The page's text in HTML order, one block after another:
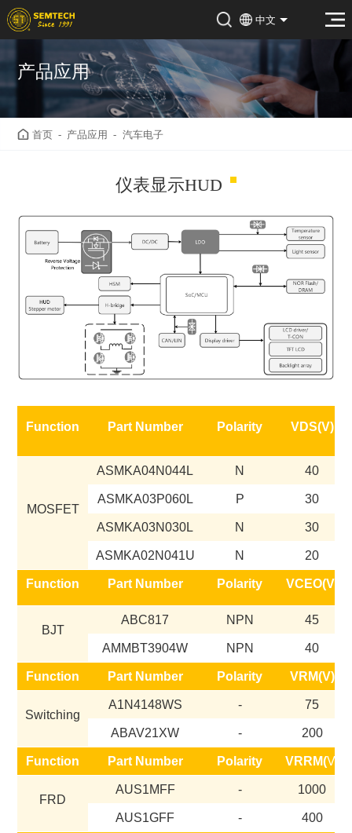
中文
产品应用
首页 - 产品应用 - 汽车电子
仪表显示HUD
Function Part Number Polarity VDS(V)
MOSFET
ASMKA04N044L N 40
ASMKA03P060L P 30
ASMKA03N030L N 30
ASMKA02N041U N 20
Function Part Number Polarity VCEO(V)
BJT
ABC817 NPN 45
AMMBT3904W NPN 40
Function Part Number Polarity VRM(V)
Switching
A1N4148WS - 75
ABAV21XW - 200
Function Part Number Polarity VRRM(V)
FRD
AUS1MFF - 1000
AUS1GFF - 400